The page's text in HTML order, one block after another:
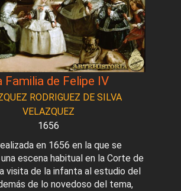
Familia de Felipe IV
RODRIGUEZ DE SILVA
VELAZQUEZ
1656
en 1656 en la que se
escena habitual en la Corte de
visita de la infanta al estudio del
de lo novedoso del tema,